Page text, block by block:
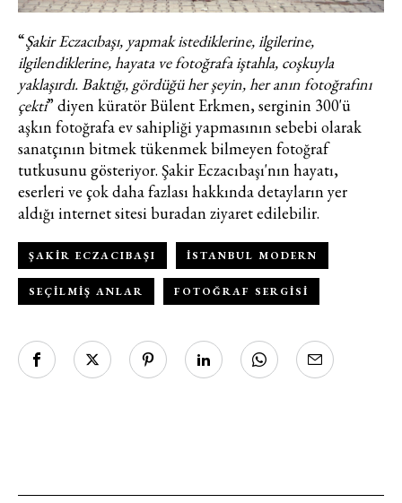
“Şakir Eczacıbaşı, yapmak istediklerine, ilgilerine,
ilgilendiklerine, hayata ve fotoğrafa iştahla, coşkuyla
yaklaşırdı. Baktığı, gördüğü her şeyin, her anın fotoğrafını
çekti” diyen küratör Bülent Erkmen, serginin 300'ü
aşkın fotoğrafa ev sahipliği yapmasının sebebi olarak
sanatçının bitmek tükenmek bilmeyen fotoğraf
tutkusunu gösteriyor. Şakir Eczacıbaşı'nın hayatı,
eserleri ve çok daha fazlası hakkında detayların yer
aldığı internet sitesiburadanziyaret edilebilir.
ŞAKIR ECZACIBAŞI ISTANBUL MODERN
SEÇILMIŞ ANLAR FOTOĞRAF SERGISI